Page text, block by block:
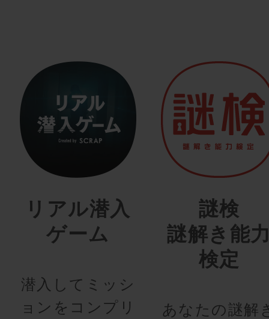
リアル潜入
ゲーム
潜入してミッシ
ョンをコンプリ
謎検
謎解き能
検定
あなたの謎解